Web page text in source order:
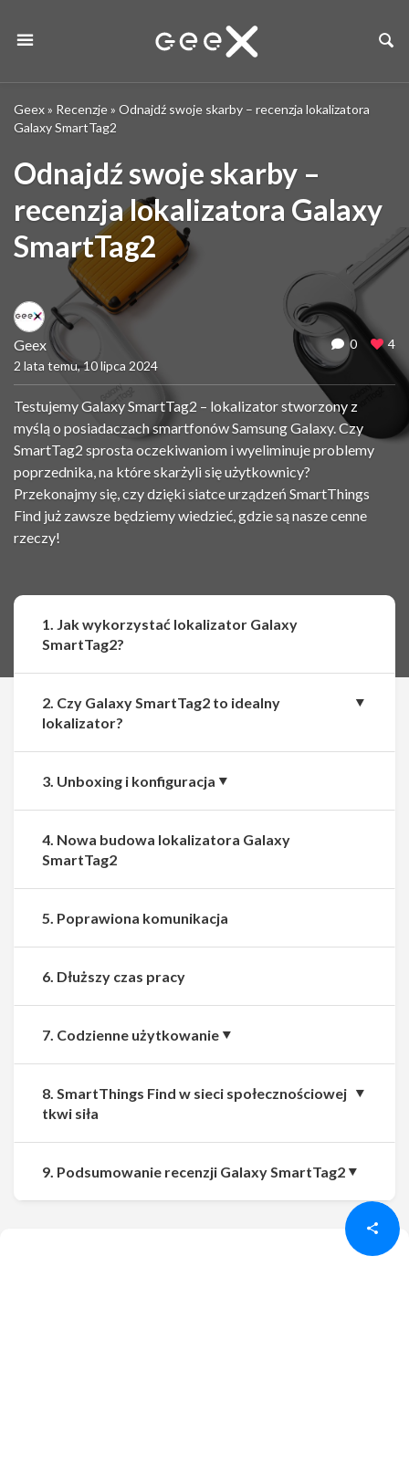
Geex» Recenzje» Odnajdź swoje skarby – recenzja lokalizatora
Galaxy SmartTag2
Odnajdź swoje skarby –
recenzja lokalizatora Galaxy
SmartTag2
Geex
2 lata temu, 10 lipca 2024
0 4
Testujemy Galaxy SmartTag2 – lokalizator stworzony z
myślą o posiadaczach smartfonów Samsung Galaxy. Czy
SmartTag2 sprosta oczekiwaniom i wyeliminuje problemy
poprzednika, na które skarżyli się użytkownicy?
Przekonajmy się, czy dzięki siatce urządzeń SmartThings
Find już zawsze będziemy wiedzieć, gdzie są nasze cenne
rzeczy!
Udostępnij Udostępnij
1. Jak wykorzystać lokalizator Galaxy
SmartTag2?
2. Czy Galaxy SmartTag2 to idealny
lokalizator?
3. Unboxing i konfiguracja
4. Nowa budowa lokalizatora Galaxy
SmartTag2
5. Poprawiona komunikacja
6. Dłuższy czas pracy
7. Codzienne użytkowanie
8. SmartThings Find w sieci społecznościowej
tkwi siła
9. Podsumowanie recenzji Galaxy SmartTag2